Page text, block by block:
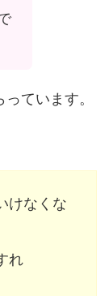
ています。
けなくな
れ